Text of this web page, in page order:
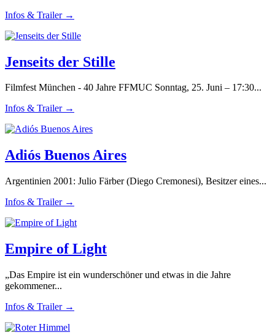
Infos & Trailer →
Jenseits der Stille
Filmfest München - 40 Jahre FFMUC Sonntag, 25. Juni – 17:30...
Infos & Trailer →
Adiós Buenos Aires
Argentinien 2001: Julio Färber (Diego Cremonesi), Besitzer eines...
Infos & Trailer →
Empire of Light
„Das Empire ist ein wunderschöner und etwas in die Jahre
gekommener...
Infos & Trailer →